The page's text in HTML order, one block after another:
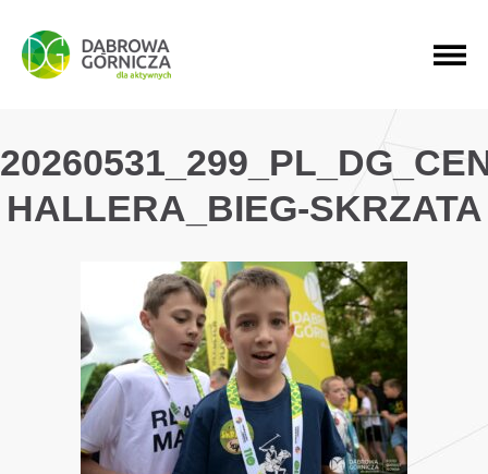
PRZEJDŹ DO MENU GŁÓWNEGO
PRZEJDŹ DO WYSZUKIWARKI
PRZEJDŹ DO TREŚCI
HALLERA_BIEG-SKRZATA